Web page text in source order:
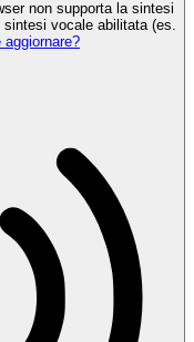
non supporta la sintesi
vocale abilitata (es.
aggiornare?